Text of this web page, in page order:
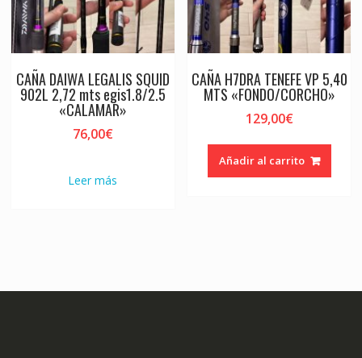
CAÑA DAIWA LEGALIS SQUID
902L 2,72 mts egis1.8/2.5
«CALAMAR»
76,00€
Leer más
CAÑA H7DRA TENEFE VP 5,40
MTS «FONDO/CORCHO»
129,00€
Añadir al carrito